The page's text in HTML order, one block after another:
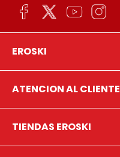
EROSKI
ATENCION AL CLIENTE
TIENDAS EROSKI